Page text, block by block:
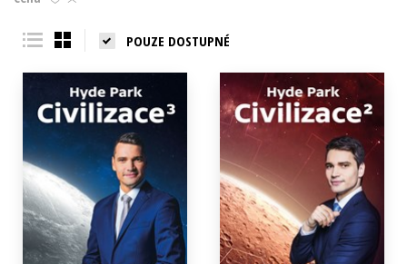
Young adult (SK)
POUZE DOSTUPNÉ